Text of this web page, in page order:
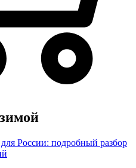
России: подробный разбор